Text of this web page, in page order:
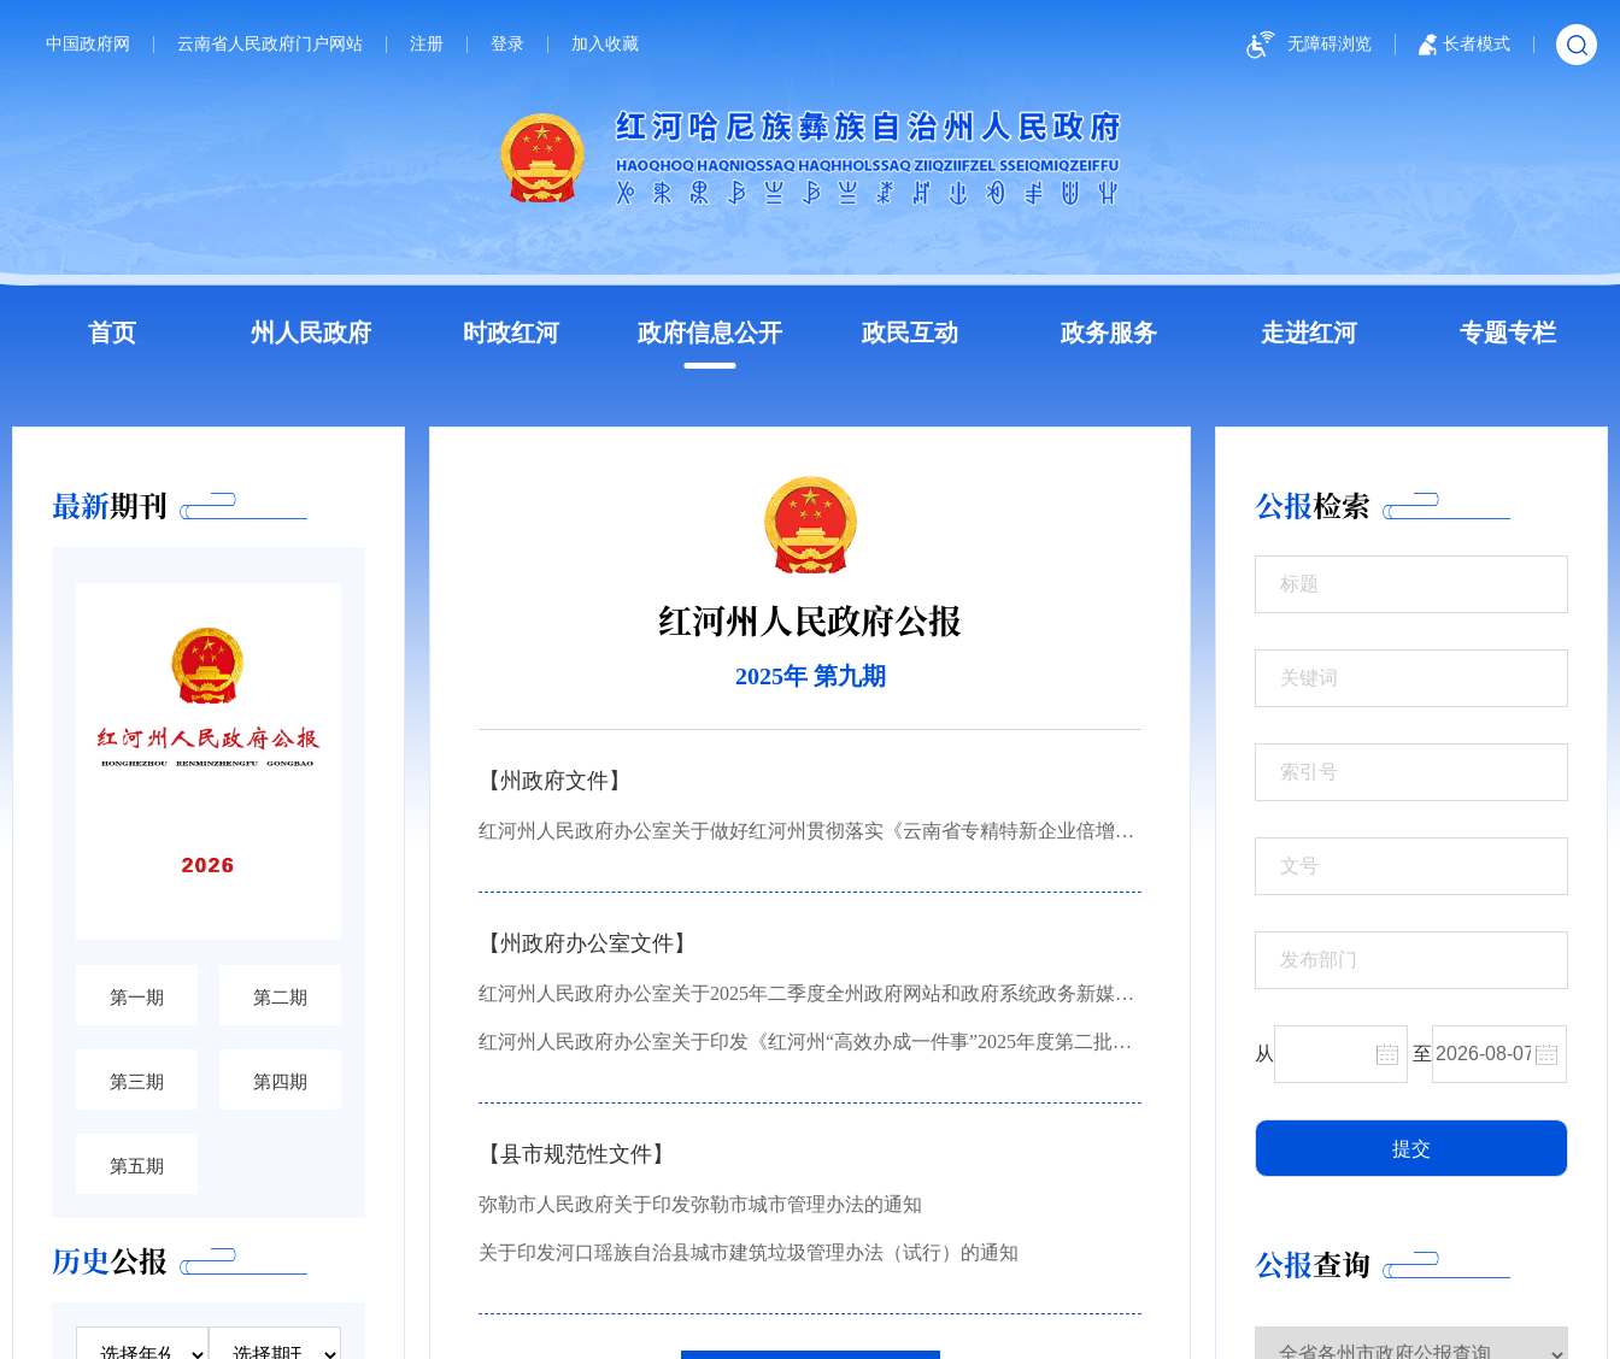
中国政府网 云南省人民政府门户网站 注册 登录 加入收藏 无障碍浏览 长者模式
首页 州人民政府 时政红河 政府信息公开 政民互动 政务服务 走进红河 专题专栏
最新期刊
第一期 第二期
第三期 第四期
第五期
历史公报
红河州人民政府公报
2025年 第九期
【州政府文件】
红河州人民政府办公室关于做好红河州贯彻落实《云南省专精特新企业倍增三年行动计划（2025—2...
【州政府办公室文件】
红河州人民政府办公室关于2025年二季度全州政府网站和政府系统政务新媒体检查情况的通知
红河州人民政府办公室关于印发《红河州“高效办成一件事”2025年度第二批重点事项清单》的通...
【县市规范性文件】
弥勒市人民政府关于印发弥勒市城市管理办法的通知
关于印发河口瑶族自治县城市建筑垃圾管理办法（试行）的通知
公报检索
从 至
公报查询